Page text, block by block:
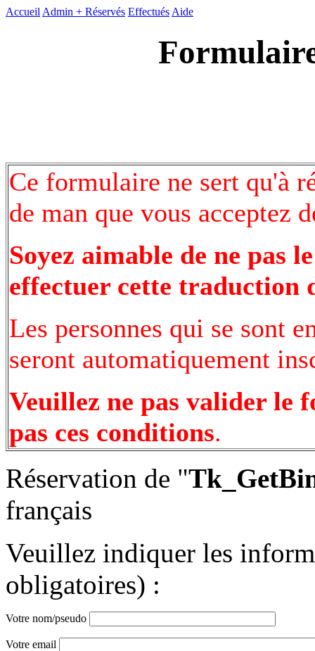
Accueil Admin + Réservés Effectués Aide
Ce formulaire ne sert qu'à
de man que vous acceptez
Soyez aimable de ne pas
effectuer cette traduction
Les personnes qui se sont
seront automatiquement
Veuillez ne pas valider le
pas ces conditions.
Réservation de "
français
Veuillez indiquer les
obligatoires) :
Votre nom/pseudo
Votre email